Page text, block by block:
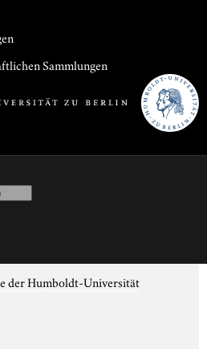
Sammlungen
der Humboldt-Universität